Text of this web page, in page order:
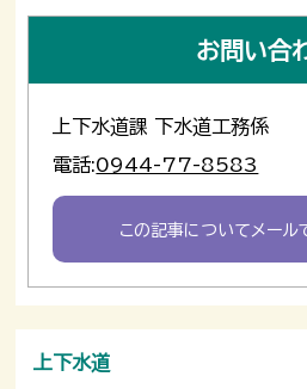
お問い合
上下水道課 下水道工務係
電話:0944-77-8583
この記事についてメール
上下水道